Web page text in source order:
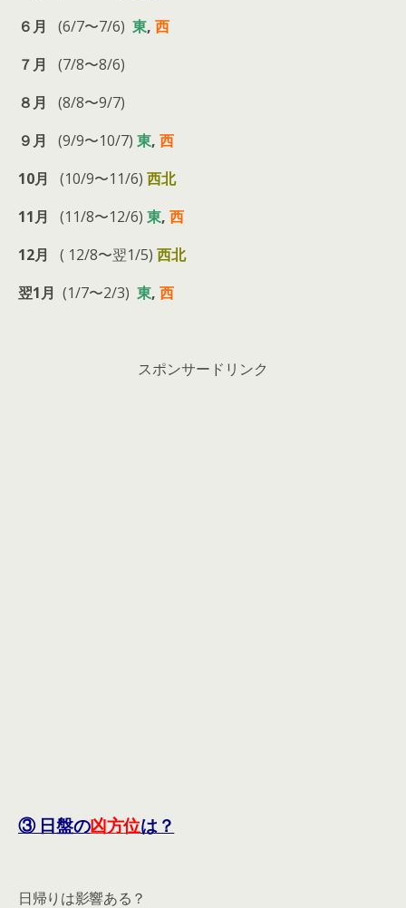
６月 (6/7〜7/6) 東, 西
７月 (7/8〜8/6)
８月 (8/8〜9/7)
９月
(9/9〜10/7) 東, 西
10月
(10/9〜11/6) 西北
11月
(11/8〜12/6) 東, 西
12月
( 12/8〜翌1/5) 西北
翌1月 (1/7〜2/3) 東, 西
スポンサードリンク
③ 日盤の凶方位は？
日帰りは影響ある？